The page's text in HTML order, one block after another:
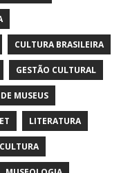
CULTURA BRASILEIRA
GESTÃO CULTURAL
MUSEUS
LITERATURA